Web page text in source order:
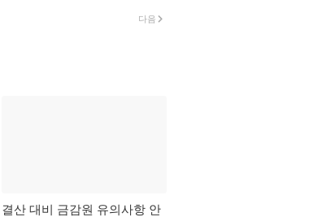
다음
결산 대비 금감원 유의사항 안